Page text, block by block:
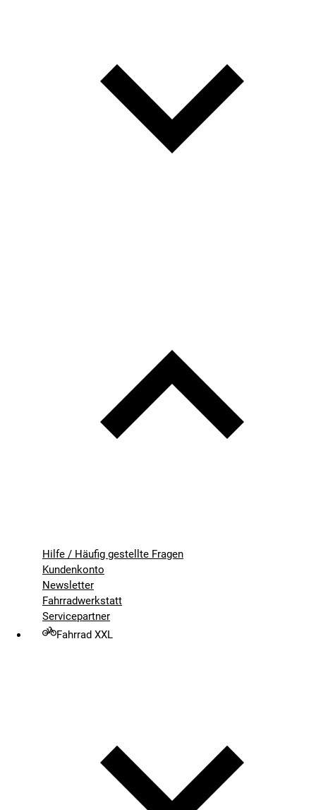
Hilfe / Häufig gestellte Fragen
Kundenkonto
Newsletter
Fahrradwerkstatt
Servicepartner
Fahrrad XXL